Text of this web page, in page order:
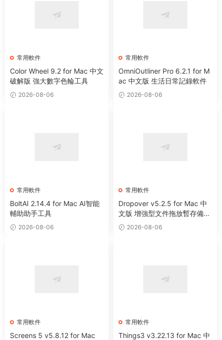
常用軟件
Color Wheel 9.2 for Mac 中文
破解版 強大數字色輪工具
2026-08-06
常用軟件
OmniOutliner Pro 6.2.1 for M
ac 中文版 生活日常記錄軟件
2026-08-06
常用軟件
BoltAI 2.14.4 for Mac AI智能
輔助助手工具
2026-08-06
常用軟件
Dropover v5.2.5 for Mac 中
文版 增強型文件拖放暫存備用
整理工具
2026-08-06
常用軟件
Screens 5 v5.8.12 for Mac
常用軟件
Things3 v3.22.13 for Mac 中